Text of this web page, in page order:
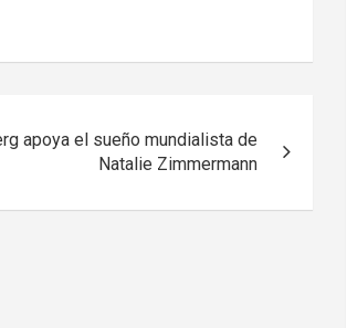
apoya el sueño mundialista de
Natalie Zimmermann